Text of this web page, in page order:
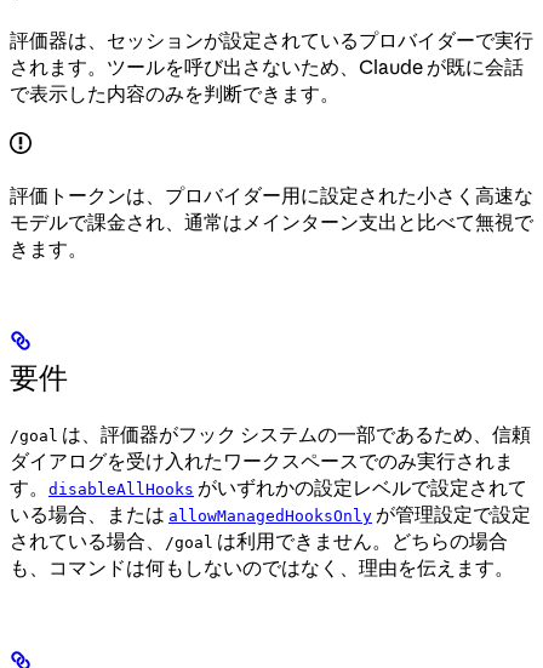
評価器は、セッションが設定されているプロバイダーで実行
されます。ツールを呼び出さないため、Claude が既に会話
で表示した内容のみを判断できます。
評価トークンは、プロバイダー用に設定された小さく高速な
モデルで課金され、通常はメインターン支出と比べて無視で
きます。
要件
/goal は、評価器がフック システムの一部であるため、信頼
ダイアログを受け入れたワークスペースでのみ実行されま
す。
disableAllHooks がいずれかの設定レベルで設定されて
いる場合、または allowManagedHooksOnly が管理設定で設定
されている場合、
/goal は利用できません。どちらの場合
も、コマンドは何もしないのではなく、理由を伝えます。